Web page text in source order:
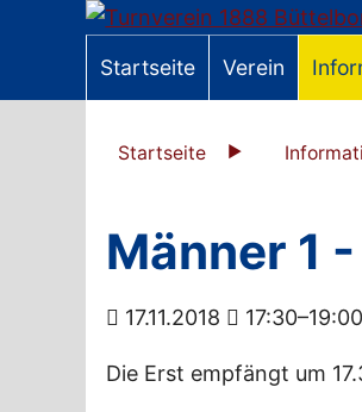
Startseite Verein
Startseite
Männer 1
17.11.2018 17:30–19:00
Die Erst empfängt um